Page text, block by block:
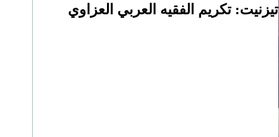
تيزنيت: تكريم الفقيه العربي العزاوي